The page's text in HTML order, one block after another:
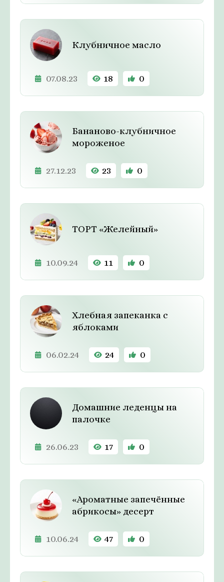
Клубничное масло
07.08.23 18 0
Бананово-клубничное
мороженое
27.12.23 23 0
ТОРТ «Желейный»
10.09.24 11 0
Хлебная запеканка с
яблоками
06.02.24 24 0
Домашние леденцы на
палочке
26.06.23 17 0
«Ароматные запечённые
абрикосы» десерт
10.06.24 47 0